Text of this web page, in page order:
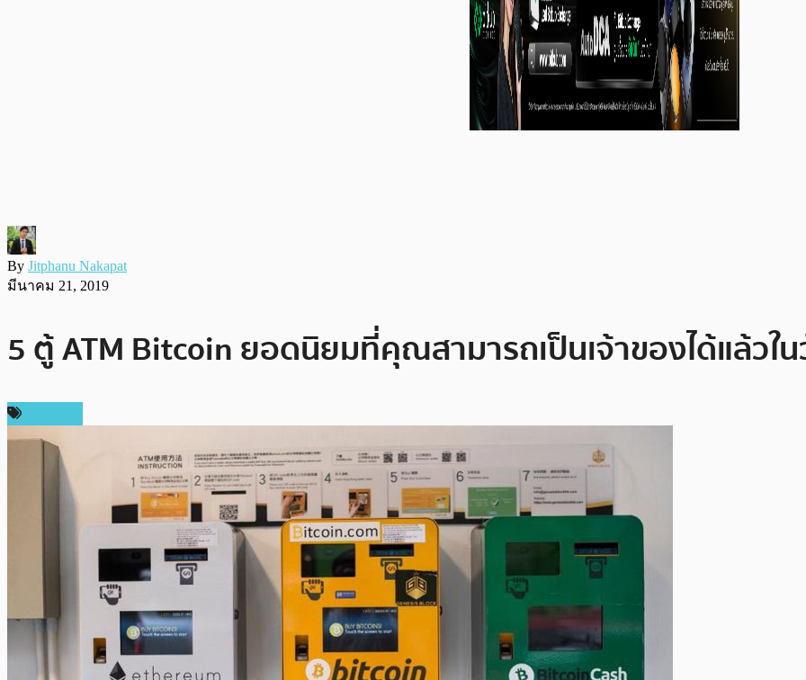
By Jitphanu Nakapat
มีนาคม 21, 2019
5 ตู้ ATM Bitcoin ยอดนิยมที่คุณสามารถเป็นเจ้าของได้แล้วใ